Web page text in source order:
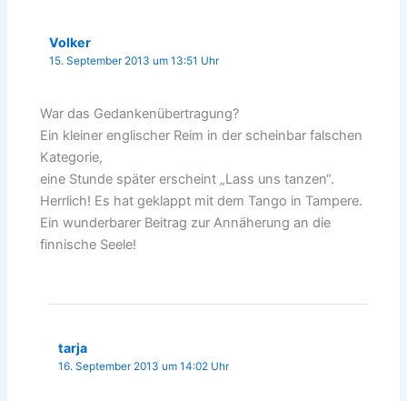
Volker
15. September 2013 um 13:51 Uhr
War das Gedankenübertragung?
Ein kleiner englischer Reim in der scheinbar falschen
Kategorie,
eine Stunde später erscheint „Lass uns tanzen“.
Herrlich! Es hat geklappt mit dem Tango in Tampere.
Ein wunderbarer Beitrag zur Annäherung an die
finnische Seele!
tarja
16. September 2013 um 14:02 Uhr